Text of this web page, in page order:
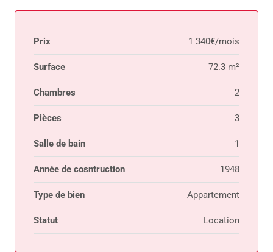
Prix 1 340€/mois
Surface 72.3 m²
Chambres 2
Pièces 3
Salle de bain 1
Année de cosntruction 1948
Type de bien Appartement
Statut Location